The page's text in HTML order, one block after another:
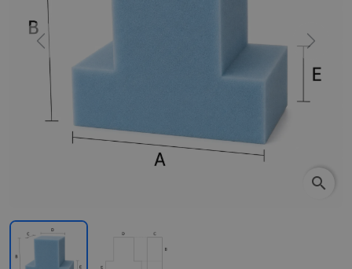
Previous Next
search